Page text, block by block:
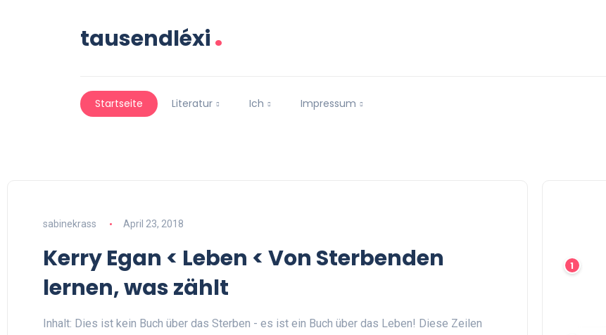
tausendléxi.
Startseite Literatur Ich Impressum
sabinekrass April 23, 2018
Kerry Egan < Leben < Von Sterbenden
lernen, was zählt
Inhalt: Dies ist kein Buch über das Sterben - es ist ein Buch über das Leben! Diese Zeilen